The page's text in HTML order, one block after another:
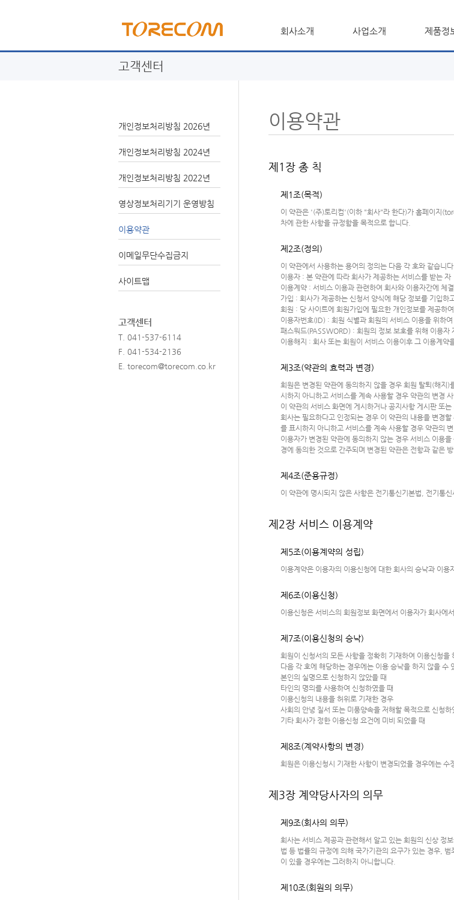
회사소개 사업소개 제품정
고객센터
개인정보처리방침 2026년
개인정보처리방침 2024년
개인정보처리방침 2022년
영상정보처리기기 운영방침
이용약관
이메일무단수집금지
사이트맵
고객센터
T. 041-537-6114
F. 041-534-2136
E. torecom@torecom.co.kr
이용약관
제1장 총 칙
제1조(목적)
이 약관은 '(주)토리컴'(이하 "회사"라 한다)가 홈페이지
차에 관한 사항을 규정함을 목적으로 합니다.
제2조(정의)
이 약관에서 사용하는 용어의 정의는 다음 각 호와 같습니다.
이용자 : 본 약관에 따라 회사가 제공하는 서비스를 받는 자
이용계약 : 서비스 이용과 관련하여 회사와 이용자간에 체
가입 : 회사가 제공하는 신청서 양식에 해당 정보를 기입하
회원 : 당 사이트에 회원가입에 필요한 개인정보를 제공하
이용자번호(ID) : 회원 식별과 회원의 서비스 이용을 위하
패스워드(PASSWORD) : 회원의 정보 보호를 위해 이용자
이용해지 : 회사 또는 회원이 서비스 이용이후 그 이용계약
제3조(약관의 효력과 변경)
회원은 변경된 약관에 동의하지 않을 경우 회원 탈퇴(해지
시하지 아니하고 서비스를 계속 사용할 경우 약관의 변경
이 약관의 서비스 화면에 게시하거나 공지사항 게시판 또
회사는 필요하다고 인정되는 경우 이 약관의 내용을 변경
를 표시하지 아니하고 서비스를 계속 사용할 경우 약관의
이용자가 변경된 약관에 동의하지 않는 경우 서비스 이용
경에 동의한 것으로 간주되며 변경된 약관은 전항과 같은
제4조(준용규정)
이 약관에 명시되지 않은 사항은 전기통신기본법, 전기통
제2장 서비스 이용계약
제5조(이용계약의 성립)
이용계약은 이용자의 이용신청에 대한 회사의 승낙과 이용
제6조(이용신청)
이용신청은 서비스의 회원정보 화면에서 이용자가 회사에
제7조(이용신청의 승낙)
회원이 신청서의 모든 사항을 정확히 기재하여 이용신청
다음 각 호에 해당하는 경우에는 이용 승낙을 하지 않을 수
본인의 실명으로 신청하지 않았을 때
타인의 명의를 사용하여 신청하였을 때
이용신청의 내용을 허위로 기재한 경우
사회의 안녕 질서 또는 미풍양속을 저해할 목적으로 신청하
기타 회사가 정한 이용신청 요건에 미비 되었을 때
제8조(계약사항의 변경)
회원은 이용신청시 기재한 사항이 변경되었을 경우에는
제3장 계약당사자의 의무
제9조(회사의 의무)
회사는 서비스 제공과 관련해서 알고 있는 회원의 신상 정
법 등 법률의 규정에 의해 국가기관의 요구가 있는 경우,
이 있을 경우에는 그러하지 아니합니다.
제10조(회원의 의무)